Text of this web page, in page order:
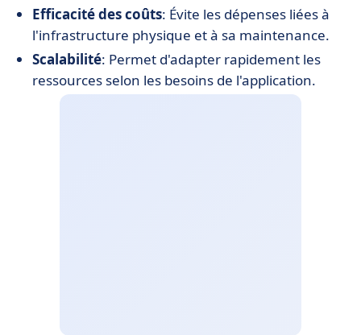
Efficacité des coûts: Évite les dépenses liées à
l'infrastructure physique et à sa maintenance.
Scalabilité: Permet d'adapter rapidement les
ressources selon les besoins de l'application.